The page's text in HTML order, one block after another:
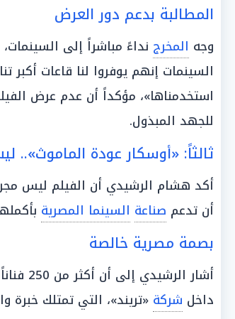
المطالبة بدعم دور العرض
وجه المخرج نداءً مباشراً إلى
السينمات إنهم يوفروا لنا قاعات أكبر
استخدمناها»، مؤكداً أن عدم عرض
للجهد المبذول.
ثالثاً: «أوسكار عودة
أكد هشام الرشيدي أن الفيلم ليس
أن تدعم صناعة السينما المصرية
بصمة مصرية خالصة
أشار
داخل شركة «تريند»، التي تمتلك